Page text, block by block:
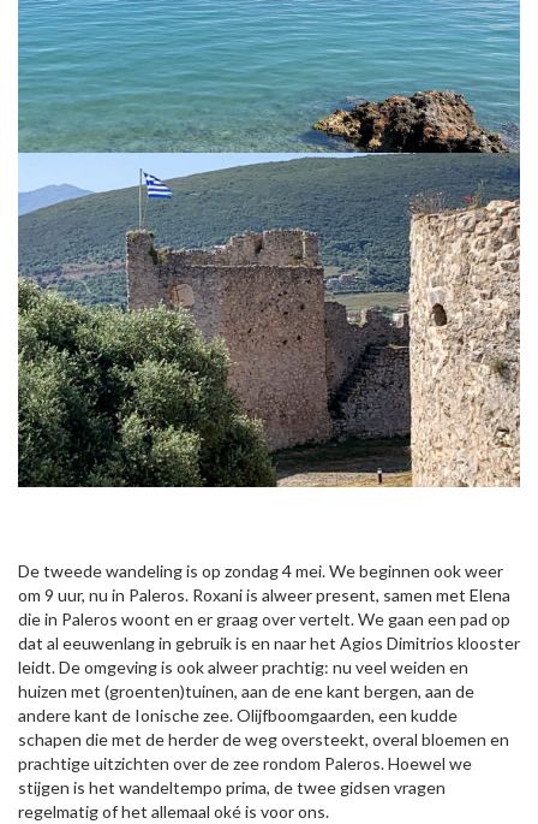
De tweede wandeling is op zondag 4 mei. We beginnen ook weer
om 9 uur, nu in Paleros. Roxani is alweer present, samen met Elena
die in Paleros woont en er graag over vertelt. We gaan een pad op
dat al eeuwenlang in gebruik is en naar het Agios Dimitrios klooster
leidt. De omgeving is ook alweer prachtig: nu veel weiden en
huizen met (groenten)tuinen, aan de ene kant bergen, aan de
andere kant de Ionische zee. Olijfboomgaarden, een kudde
schapen die met de herder de weg oversteekt, overal bloemen en
prachtige uitzichten over de zee rondom Paleros. Hoewel we
stijgen is het wandeltempo prima, de twee gidsen vragen
regelmatig of het allemaal oké is voor ons.